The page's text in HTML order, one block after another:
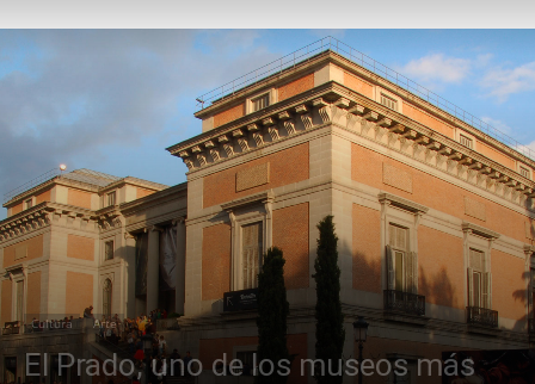
Cultura Arte
El Prado, uno de los museos más